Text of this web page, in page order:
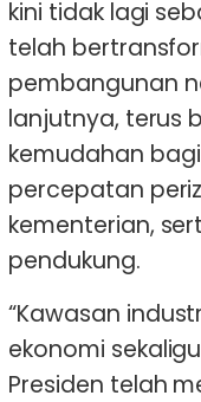
kini tidak lagi
telah
pembangunan
lanjutnya, terus
kemudahan
percepatan
kementerian,
pendukung.
“Kawasan
ekonomi
Presiden telah